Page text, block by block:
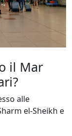
il Mar
alle
el-Sheikh e